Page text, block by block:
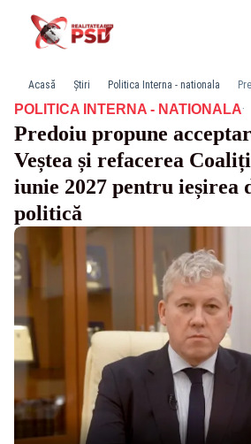
Acasă Știri Politica Interna - nationala
POLITICA INTERNA - NATIONALA·
Predoiu propune
Veștea și refacerea
iunie 2027 pentru ieșirea
politică